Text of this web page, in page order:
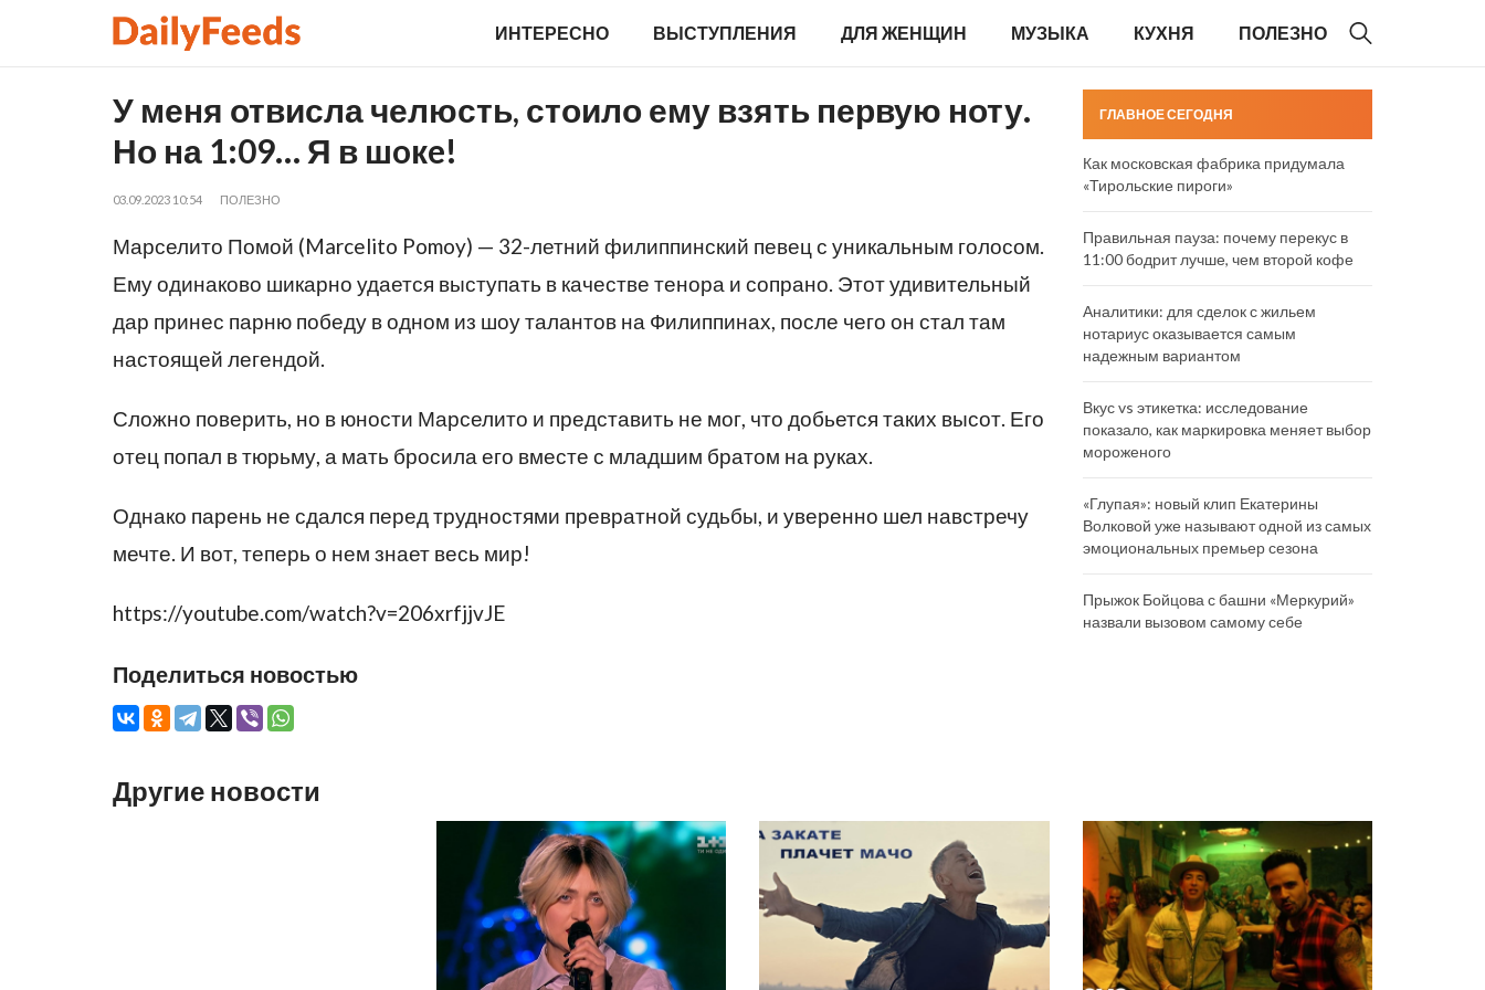
ИНТЕРЕСНО ВЫСТУПЛЕНИЯ ДЛЯ ЖЕНЩИН МУЗЫКА КУХНЯ ПОЛЕЗНО
У меня отвисла челюсть, стоило ему взять первую ноту.
Но на 1:09… Я в шoкe!
03.09.2023 10:54 ПОЛЕЗНО
Марселито Помой (Marcelito Pomoy) — 32-летний филиппинский певец с уникальным голосом.
Ему одинаково шикарно удается выступать в качестве тенора и сопрано. Этот удивительный
дар принес парню победу в одном из шоу талантов на Филиппинах, после чего он стал там
настоящей легендой.
Сложно поверить, но в юности Марселито и представить не мог, что добьется таких высот. Его
отец попал в тюрьму, а мать бросила его вместе с младшим братом на руках.
Однако парень не сдался перед трудностями превратной судьбы, и уверенно шел навстречу
мечте. И вот, теперь о нем знает весь мир!
https://youtube.com/watch?v=206xrfjjvJE
Поделиться новостью
ГЛАВНОЕ СЕГОДНЯ
Как московская фабрика придумала
«Тирольские пироги»
Правильная пауза: почему перекус в
11:00 бодрит лучше, чем второй кофе
Аналитики: для сделок с жильем
нотариус оказывается самым
надежным вариантом
Вкус vs этикетка: исследование
показало, как маркировка меняет выбор
мороженого
«Глупая»: новый клип Екатерины
Волковой уже называют одной из самых
эмоциональных премьер сезона
Прыжок Бойцова с башни «Меркурий»
назвали вызовом самому себе
Другие новости